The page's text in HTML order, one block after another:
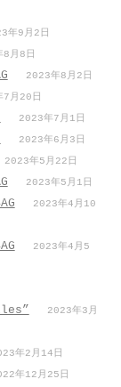
年9月2日
月8日
2023年8月2日
7月20日
2023年7月1日
2023年6月3日
2023年5月22日
2023年5月1日
2023年4月10
2023年4月5
2023年3月
年2月14日
年12月25日